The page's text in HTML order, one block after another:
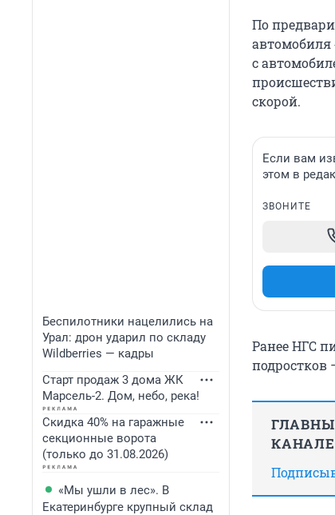
Беспилотники нацелились на
Урал: дрон ударил по складу
Wildberries — кадры
Старт продаж 3 дома ЖК
Марсель-2. Дом, небо, река!
Скидка 40% на гаражные
секционные ворота
(только до 31.08.2026)
«Мы ушли в лес». В
Екатеринбурге крупный склад
По
автомобиля
с
скорой.
Если вам
этом в
ЗВОНИТЕ
Ранее НГС
подростков
КАНАЛЕ